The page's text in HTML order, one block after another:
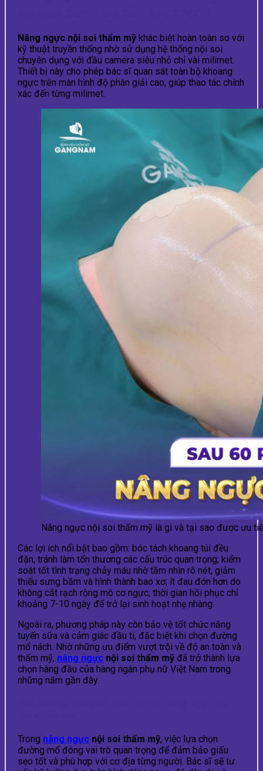
Nâng ngực nội soi thẩm mỹ khác biệt hoàn toàn so với
kỹ thuật truyền thống nhờ sử dụng hệ thống nội soi
chuyên dụng với đầu camera siêu nhỏ chỉ vài milimet.
Thiết bị này cho phép bác sĩ quan sát toàn bộ khoang
ngực trên màn hình độ phân giải cao, giúp thao tác chính
xác đến từng milimet.
Nâng ngực nội soi thẩm mỹ là gì và tại sao được ưu
Các lợi ích nổi bật bao gồm: bóc tách khoang túi đều
đặn, tránh làm tổn thương các cấu trúc quan trọng; kiểm
soát tốt tình trạng chảy máu nhờ tầm nhìn rõ nét, giảm
thiểu sưng bầm và hình thành bao xơ; ít đau đớn hơn do
không cắt rạch rộng mô cơ ngực; thời gian hồi phục chỉ
khoảng 7-10 ngày để trở lại sinh hoạt nhẹ nhàng.
Ngoài ra, phương pháp này còn bảo vệ tốt chức năng
tuyến sữa và cảm giác đầu ti, đặc biệt khi chọn đường
mổ nách. Nhờ những ưu điểm vượt trội về độ an toàn và
thẩm mỹ, nâng ngực nội soi thẩm mỹ đã trở thành lựa
chọn hàng đầu của hàng ngàn phụ nữ Việt Nam trong
những năm gần đây.
Trong nâng ngực nội soi thẩm mỹ, việc lựa chọn
đường mổ đóng vai trò quan trọng để đảm bảo giấu
sẹo tốt và phù hợp với cơ địa từng người. Bác sĩ sẽ tư